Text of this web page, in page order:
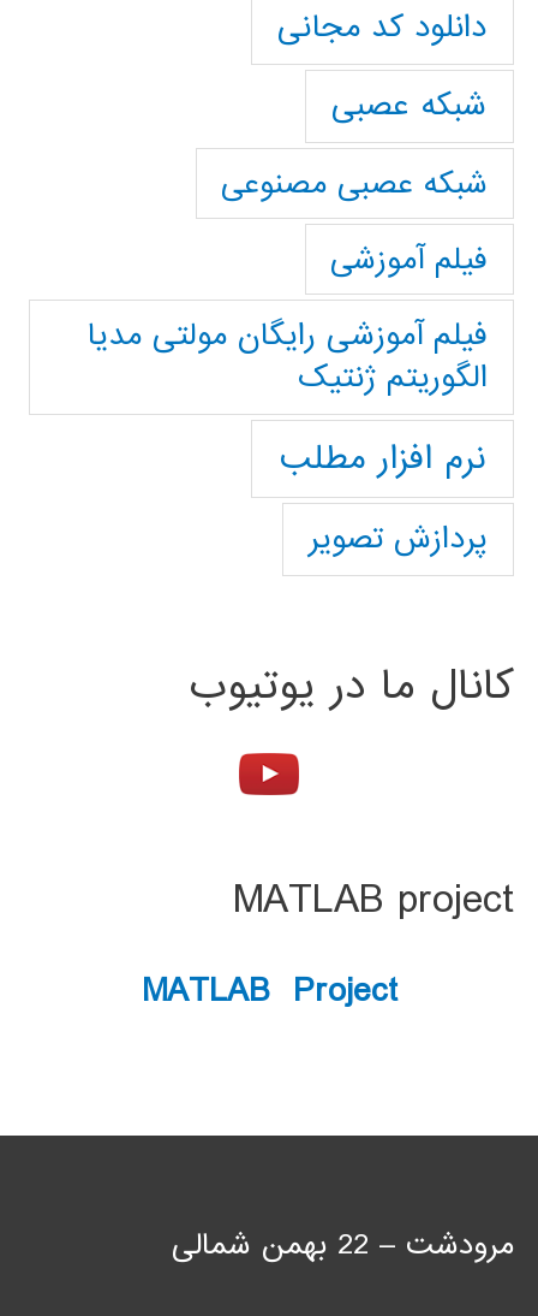
دانلود کد مجانی
شبکه عصبی
شبکه عصبی مصنوعی
فیلم آموزشی
فیلم آموزشی رایگان مولتی مدیا
الگوریتم ژنتیک
نرم افزار مطلب
پردازش تصویر
کانال ما در یوتیوب
MATLAB project
MATLAB Project
مرودشت – 22 بهمن شمالی